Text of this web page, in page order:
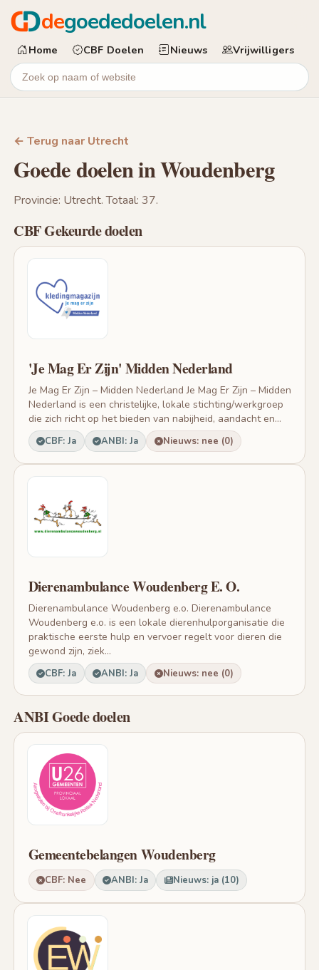
degoededoelen.nl
Home CBF Doelen Nieuws Vrijwilligers
← Terug naar Utrecht
Goede doelen in Woudenberg
Provincie: Utrecht. Totaal: 37.
CBF Gekeurde doelen
'Je Mag Er Zijn' Midden Nederland
Je Mag Er Zijn – Midden Nederland Je Mag Er Zijn – Midden
Nederland is een christelijke, lokale stichting/werkgroep
die zich richt op het bieden van nabijheid, aandacht en...
CBF: Ja ANBI: Ja Nieuws: nee (0)
Dierenambulance Woudenberg E. O.
Dierenambulance Woudenberg e.o. Dierenambulance
Woudenberg e.o. is een lokale dierenhulporganisatie die
praktische eerste hulp en vervoer regelt voor dieren die
gewond zijn, ziek...
CBF: Ja ANBI: Ja Nieuws: nee (0)
ANBI Goede doelen
Gemeentebelangen Woudenberg
CBF: Nee ANBI: Ja Nieuws: ja (10)